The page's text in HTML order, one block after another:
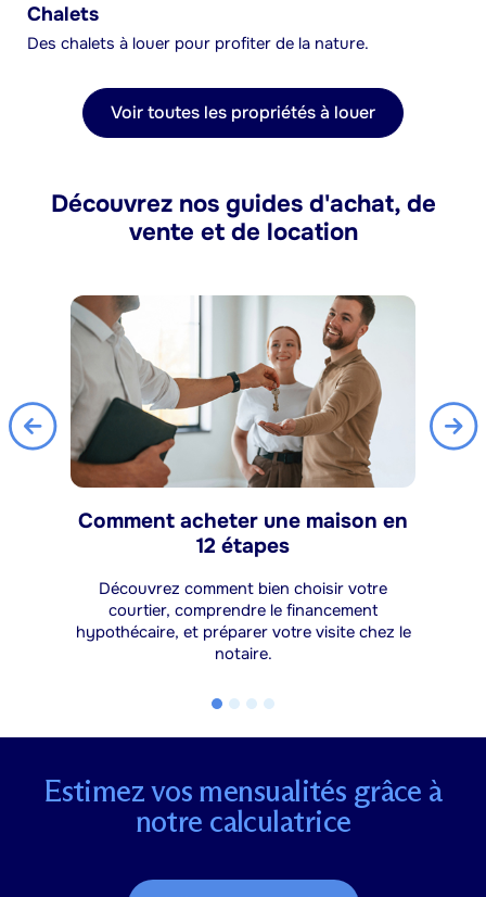
Chalets
Des chalets à louer pour profiter de la nature.
Voir toutes les propriétés à louer
Découvrez nos guides d'achat, de
vente et de location
Comment acheter une maison en
12 étapes
Découvrez comment bien choisir votre
courtier, comprendre le financement
hypothécaire, et préparer votre visite chez le
notaire.
Previous Next
Estimez vos mensualités grâce à
notre calculatrice